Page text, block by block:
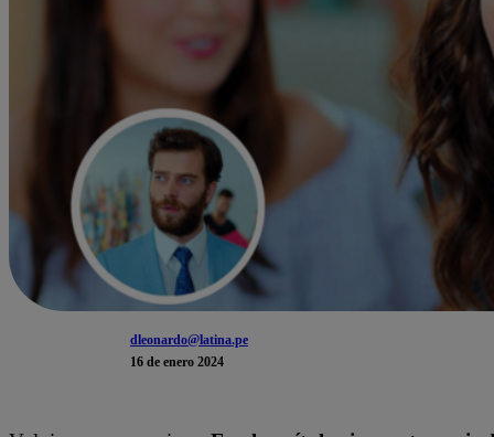
dleonardo@latina.pe
16 de enero 2024